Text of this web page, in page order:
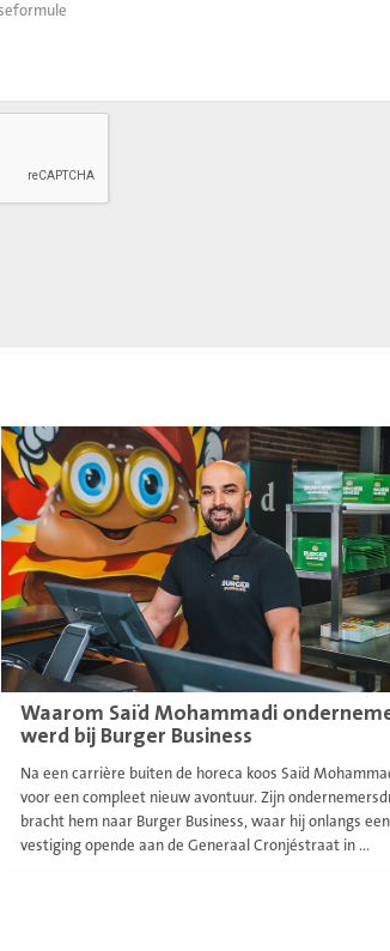
Waarom Saïd Mohammadi
werd bij Burger Business
Na een carrière buiten de horeca koos Saïd
voor een compleet nieuw avontuur. Zijn
bracht hem naar Burger Business, waar hij onlangs een
vestiging opende aan de Generaal Cronjéstraat in ...
Lees
meer